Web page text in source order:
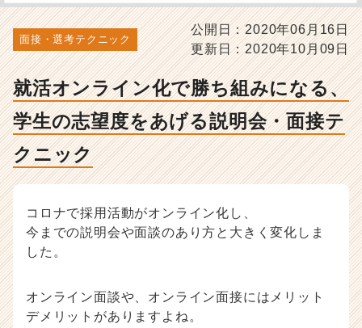
生
の
望
度
を
あ
説
会・
面
ニ
ッ
面接・選考テクニック
公開日：2020年06月16日
更新日：2020年10月09日
就活オンライン化で勝ち組みになる、
学生の志望度をあげる説明会・面接テ
クニック
コロナで採用活動がオンライン化し、
今までの説明会や面談のあり方と大きく変化しま
した。
オンライン面談や、オンライン面接にはメリット
デメリットがありますよね。